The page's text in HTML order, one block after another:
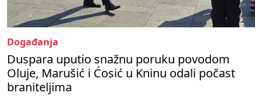
Događanja
Duspara uputio snažnu poruku povodom
Oluje, Marušić i Ćosić u Kninu odali počast
braniteljima